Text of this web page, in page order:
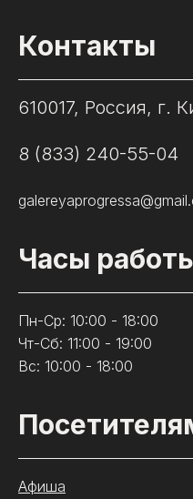
Контакты
610017, Россия, г.
8 (833) 240-55-04
Часы
Пн-Ср: 10:00 - 18:00
Чт-Сб: 11:00 - 19:00
Вс: 10:00 - 18:00
Афиша